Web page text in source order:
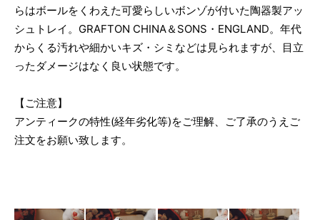
らはボールをくわえた可愛らしいボンゾが付いた陶器製アッ
シュトレイ。GRAFTON CHINA＆SONS・ENGLAND。年代
からくる汚れや細かいキズ・シミなどは見られますが、目立
ったダメージはなく良い状態です。
【ご注意】
アンティークの特性(経年劣化等)をご理解、ご了承のうえご
注文をお願い致します。